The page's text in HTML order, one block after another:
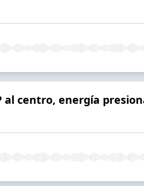
al centro, energía